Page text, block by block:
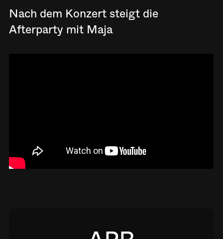
Nach dem Konzert steigt die
Afterparty mit Maja